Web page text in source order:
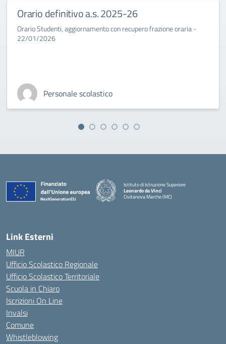
Orario definitivo a.s. 2025-26
Orario Studenti, aggiornamento con recupero frazione oraria -
22/01/2026
Personale scolastico
Istituto di Istruzione Superiore
Leonardo da Vinci
Civitanova Marche (MC)
Link Esterni
MIUR
Ufficio Scolastico Regionale
Ufficio Scolastico Territoriale
Scuola in Chiaro
Iscrizioni On Line
Invalsi
Comune
Whistleblowing